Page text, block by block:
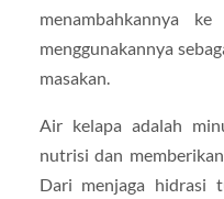
menambahkannya
menggunakannya
masakan.
Air kelapa adalah
nutrisi dan
Dari menjaga hidrasi